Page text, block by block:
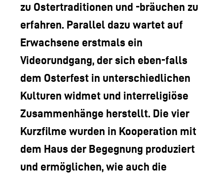
zu Ostertraditionen und -bräuchen zu
erfahren. Parallel dazu wartet auf
Erwachsene erstmals ein
Videorundgang, der sich eben-falls
dem Osterfest in unterschiedlichen
Kulturen widmet und interreligiöse
Zusammenhänge herstellt. Die vier
Kurzfilme wurden in Kooperation mit
dem Haus der Begegnung produziert
und ermöglichen, wie auch die